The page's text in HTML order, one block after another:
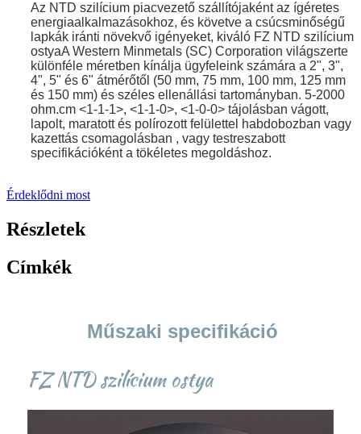
Az NTD szilícium piacvezető szállítójaként az ígéretes
energiaalkalmazásokhoz, és követve a csúcsminőségű
lapkák iránti növekvő igényeket, kiváló FZ NTD szilícium
ostyaA Western Minmetals (SC) Corporation világszerte
különféle méretben kínálja ügyfeleink számára a 2", 3",
4", 5" és 6" átmérőtől (50 mm, 75 mm, 100 mm, 125 mm
és 150 mm) és széles ellenállási tartományban. 5-2000
ohm.cm <1-1-1>, <1-1-0>, <1-0-0> tájolásban vágott,
lapolt, maratott és polírozott felülettel habdobozban vagy
kazettás csomagolásban , vagy testreszabott
specifikációként a tökéletes megoldáshoz.
Érdeklődni most
Részletek
Címkék
Műszaki specifikáció
FZ NTD szilícium ostya